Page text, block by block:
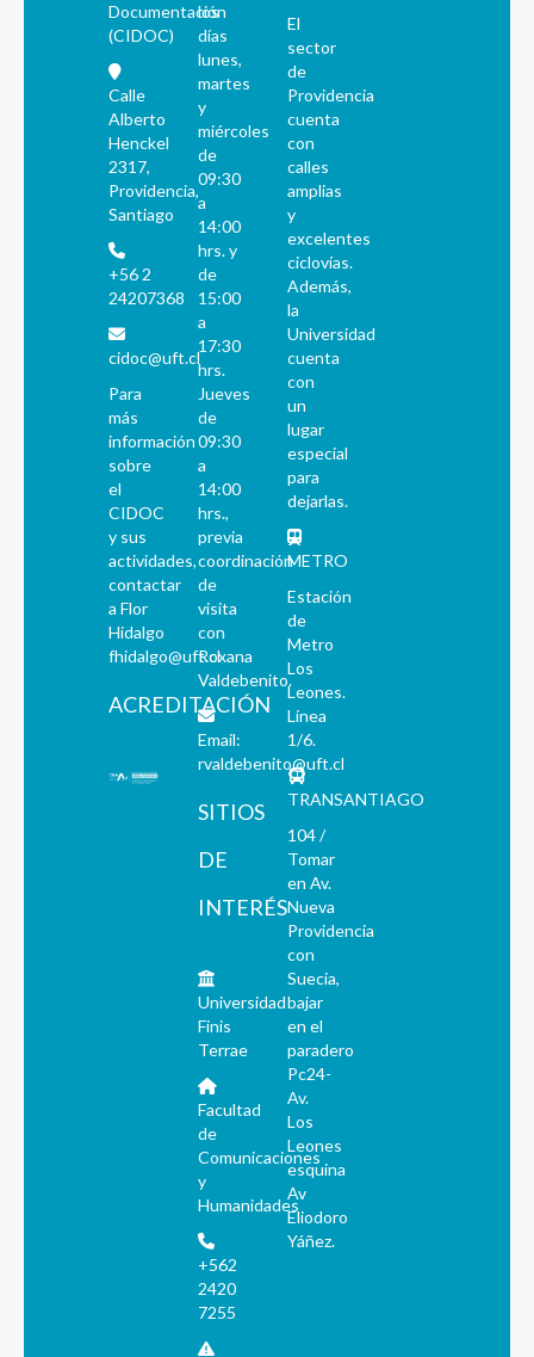
Documentación
(CIDOC)
Calle
Alberto
Henckel
2317,
Providencia,
Santiago
+56 2
24207368
cidoc@uft.cl
Para
más
información
sobre
el
CIDOC
y sus
actividades,
contactar
a Flor
Hidalgo
fhidalgo@uft.cl
ACREDITACIÓN
los
días
lunes,
martes
y
miércoles
de
09:30
a
14:00
hrs. y
de
15:00
a
17:30
hrs.
Jueves
de
09:30
a
14:00
hrs.,
previa
coordinación
de
visita
con
Roxana
Valdebenito.
Email:
rvaldebenito@uft.cl
SITIOS
DE
INTERÉS
Universidad
Finis
Terrae
Facultad
de
Comunicaciones
y
Humanidades
+562
2420
7255
El
sector
de
Providencia
cuenta
con
calles
amplias
y
excelentes
ciclovías.
Además,
la
Universidad
cuenta
con
un
lugar
especial
para
dejarlas.
METRO
Estación
de
Metro
Los
Leones.
Línea
1/6.
TRANSANTIAGO
104 /
Tomar
en Av.
Nueva
Providencia
con
Suecia,
bajar
en el
paradero
Pc24-
Av.
Los
Leones
esquina
Av
Eliodoro
Yáñez.